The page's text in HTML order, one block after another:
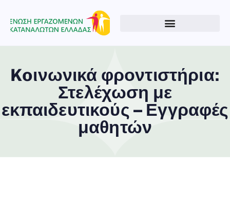
Koινωνικά φροντιστήρια:
Στελέχωση με
εκπαιδευτικούς – Εγγραφές
μαθητών